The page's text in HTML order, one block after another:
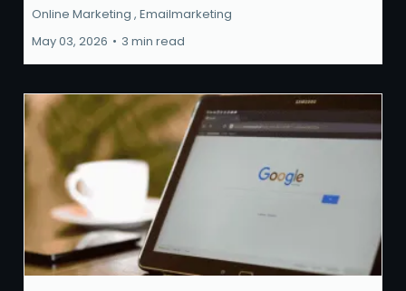
Online Marketing , Emailmarketing
May 03, 2026 • 3 min read